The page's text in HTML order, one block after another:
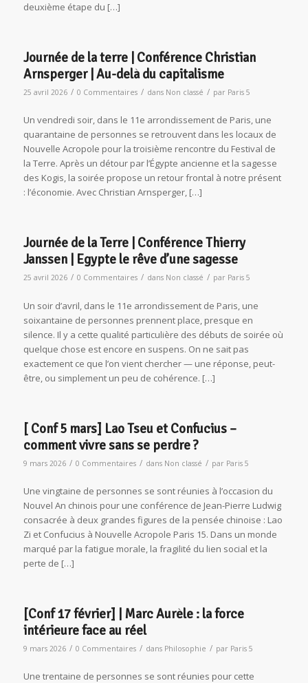
deuxième étape du […]
Journée de la terre | Conférence Christian
Arnsperger | Au-delà du capitalisme
25 avril 2026 / 0 Commentaires / dans Non classé / par Paris 5
Un vendredi soir, dans le 11e arrondissement de Paris, une
quarantaine de personnes se retrouvent dans les locaux de
Nouvelle Acropole pour la troisième rencontre du Festival de
la Terre. Après un détour par l’Égypte ancienne et la sagesse
des Kogis, la soirée propose un retour frontal à notre présent
: l’économie. Avec Christian Arnsperger, […]
Journée de la Terre | Conférence Thierry
Janssen | Egypte le rêve d’une sagesse
25 avril 2026 / 0 Commentaires / dans Non classé / par Paris 5
Un soir d’avril, dans le 11e arrondissement de Paris, une
soixantaine de personnes prennent place, presque en
silence. Il y a cette qualité particulière des débuts de soirée où
quelque chose est encore en suspens. On ne sait pas
exactement ce que l’on vient chercher — une réponse, peut-
être, ou simplement un peu de cohérence. […]
[ Conf 5 mars] Lao Tseu et Confucius –
comment vivre sans se perdre ?
9 mars 2026 / 0 Commentaires / dans Non classé / par Paris 5
Une vingtaine de personnes se sont réunies à l’occasion du
Nouvel An chinois pour une conférence de Jean-Pierre Ludwig
consacrée à deux grandes figures de la pensée chinoise : Lao
Zi et Confucius à Nouvelle Acropole Paris 15. Dans un monde
marqué par la fatigue morale, la fragilité du lien social et la
perte de […]
[Conf 17 février] | Marc Aurèle : la force
intérieure face au réel
9 mars 2026 / 0 Commentaires / dans Philosophie / par Paris 5
Une trentaine de personnes se sont réunies pour cette